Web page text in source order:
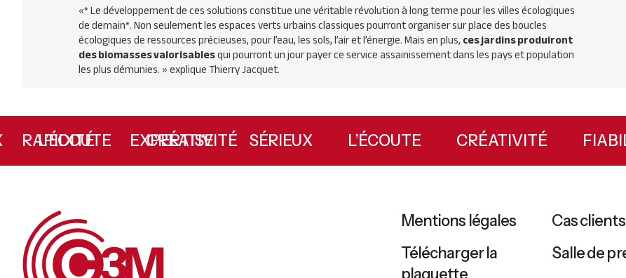
«* Le développement de ces solutions constitue une véritable révolution à long terme pour les villes écologiques
de demain*. Non seulement les espaces verts urbains classiques pourront organiser sur place des boucles
écologiques de ressources précieuses, pour l’eau, les sols, l’air et l’énergie. Mais en plus,ces jardins produiront
des biomasses valorisablesqui pourront un jour payer ce service assainissement dans les pays et population
les plus démunies. »explique Thierry Jacquet.
L’ÉCOUTE CRÉATIVITÉ
RAPIDITÉ EXPERTISE SÉRIEUX L’ÉCOUTE CRÉATIVITÉ
Mentions légales
Télécharger la
plaquette
Cas clients
Salle de